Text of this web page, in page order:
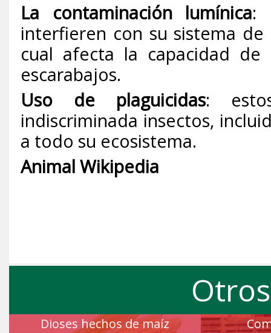
La contaminación lumínica:
interfieren con su sistema
cual afecta la capacidad de
escarabajos.
Uso de plaguicidas:
indiscriminada insectos,
a todo su ecosistema.
Animal Wikipedia
Dioses hechos de maíz